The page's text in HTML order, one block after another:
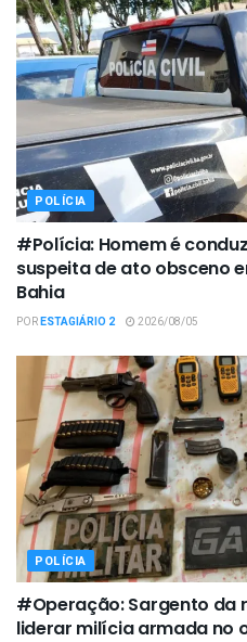
POLÍCIA
#Polícia: Homem é
suspeita de ato obsceno
Bahia
PORESTAGIÁRIO 2 2026/08/05
POLÍCIA
#Operação: Sargento da
liderar milícia armada no